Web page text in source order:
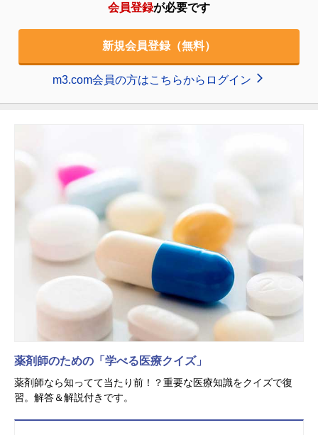
会員登録が必要です
新規会員登録（無料）
m3.com会員の方はこちらからログイン
薬剤師のための「学べる医療クイズ」
薬剤師なら知ってて当たり前！？重要な医療知識をクイズで復
習。解答＆解説付きです。